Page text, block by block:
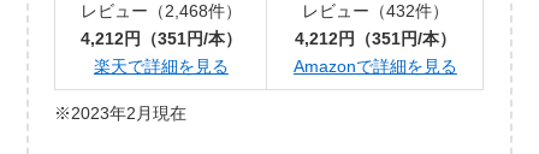
レビュー（2,468件）
4,212円（351円/本）
楽天で詳細を見る
レビュー（432件）
4,212円（351円/本）
Amazonで詳細を見る
※2023年2月現在